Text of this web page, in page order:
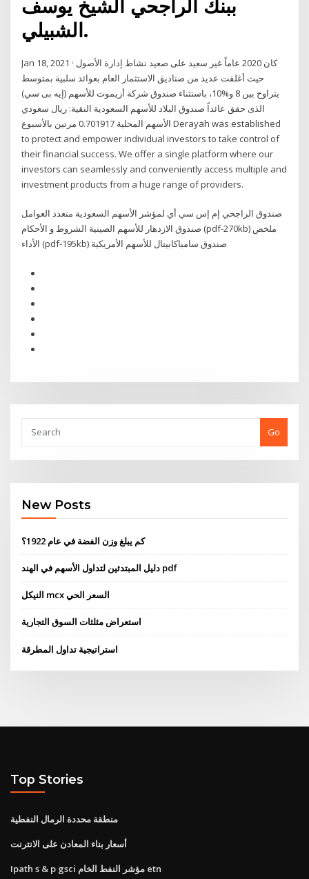
ببنك الراجحي الشيخ يوسف
الشبيلي.
Jan 18, 2021 · كان 2020 عاماً غير سعيد على صعيد نشاط إدارة الأصول
حيث أغلقت عديد من صناديق الاستثمار العام بعوائد سلبية بمتوسط
يتراوح بين 8 و%10، باستثناء صندوق شركة أزيموت للأسهم (إيه بى سي)
الذى حقق عائداً صندوق البلاد للأسهم السعودية النقية: ريال سعودي
الأسهم المحلية 0.701917 مرتين بالأسبوع Derayah was established
to protect and empower individual investors to take control of
their financial success. We offer a single platform where our
investors can seamlessly and conveniently access multiple and
investment products from a huge range of providers.
صندوق الراجحي إم إس سي أي لمؤشر الأسهم السعودية متعدد العوامل
صندوق الازدهار للأسهم الصينية الشروط و الأحكام (pdf-270kb) ملخص
الأداء (pdf-195kb) صندوق سامباكابيتال للأسهم الأمريكية
Go
New Posts
كم يبلغ وزن الفضة في عام 1922؟
دليل المبتدئين لتداول الأسهم في الهند pdf
النيكل mcx السعر الحي
استعراض مثلثات السوق التجارية
استراتيجية تداول المطرقة
Top Stories
منطقة محددة الرمال النفطية
أسعار بناء المعادن على الانترنت
Ipath s & p gsci مؤشر النفط الخام etn